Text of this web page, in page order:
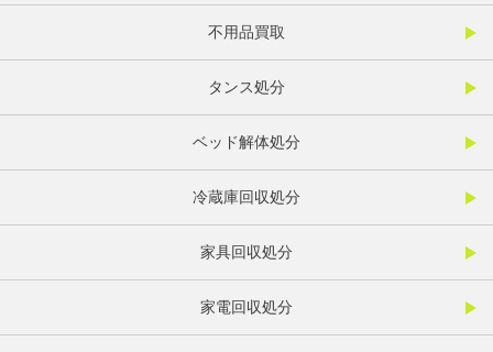
不用品買取
タンス処分
ベッド解体処分
冷蔵庫回収処分
家具回収処分
家電回収処分